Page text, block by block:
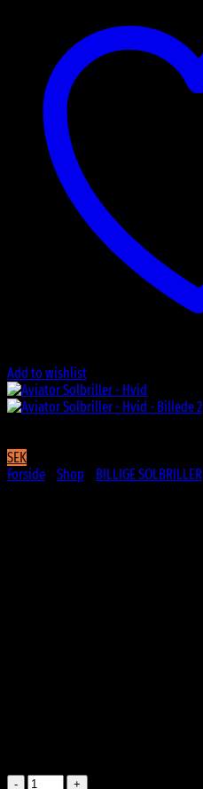
Add to wishlist
SEK
Forside
Shop BILLIGE SOLBRILLER
Aviator